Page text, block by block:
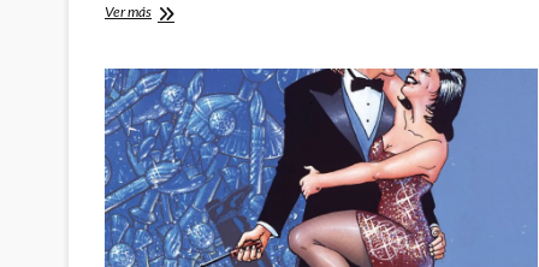
Ver másCuestionándonos
con
Cuarentena
de
Greg
Egan